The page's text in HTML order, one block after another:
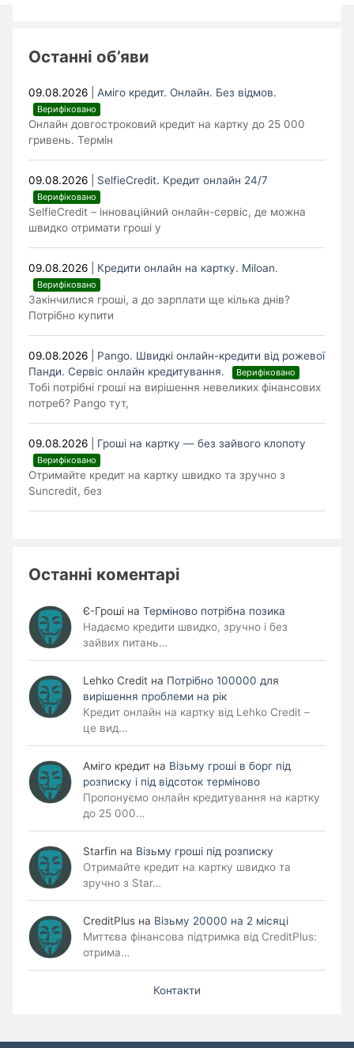
Останні об’яви
09.08.2026 Аміго кредит. Онлайн. Без відмов.
Верифіковано
Онлайн довгостроковий кредит на картку до 25 000
гривень. Термін
09.08.2026 SelfieCredit. Кредит онлайн 24/7
Верифіковано
SelfieCredit – інноваційний онлайн-сервіс, де можна
швидко отримати гроші у
09.08.2026 Кредити онлайн на картку. Miloan.
Верифіковано
Закінчилися гроші, а до зарплати ще кілька днів?
Потрібно купити
09.08.2026
Pango. Швидкі онлайн-кредити від рожевої
Панди. Cервіс онлайн кредитування.
Верифіковано
Тобі потрібні гроші на вирішення невеликих фінансових
потреб? Pango тут,
09.08.2026 Гроші на картку — без зайвого клопоту
Верифіковано
Отримайте кредит на картку швидко та зручно з
Suncredit, без
Останні коментарі
Є-Гроші на Терміново потрібна позика
Надаємо кредити швидко, зручно і без
зайвих питань…
Lehko Сredit на Потрібно 100000 для
вирішення проблеми на рік
Кредит онлайн на картку від Lehko Credit –
це вид…
Аміго кредит на Візьму гроші в борг під
розписку і під відсоток терміново
Пропонуємо онлайн кредитування на картку
до 25 000…
Starfin на Візьму гроші під розписку
Отримайте кредит на картку швидко та
зручно з Star…
CreditPlus на Візьму 20000 на 2 місяці
Миттєва фінансова підтримка від CreditPlus:
отрима…
Контакти